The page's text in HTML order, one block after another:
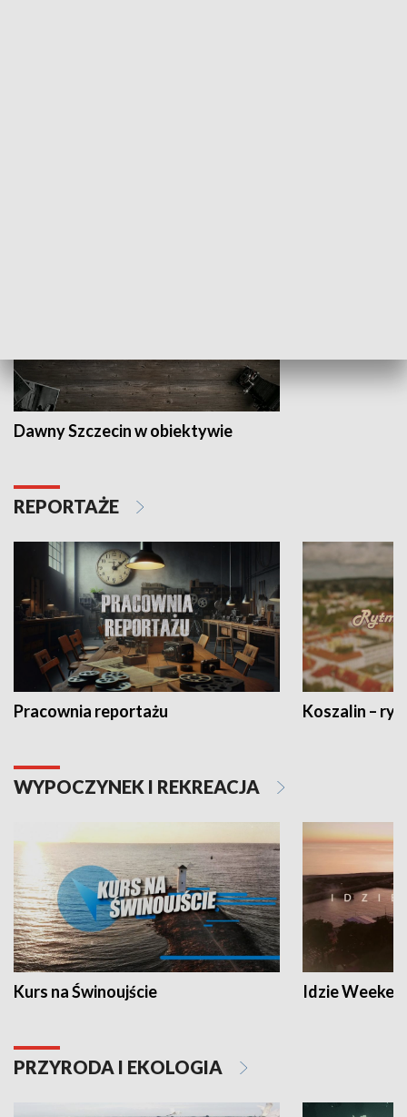
Dawny Szczecin w obiektywie
REPORTAŻE
Pracownia reportażu Koszalin –
WYPOCZYNEK I REKREACJA
Kurs na Świnoujście Idzie
PRZYRODA I EKOLOGIA